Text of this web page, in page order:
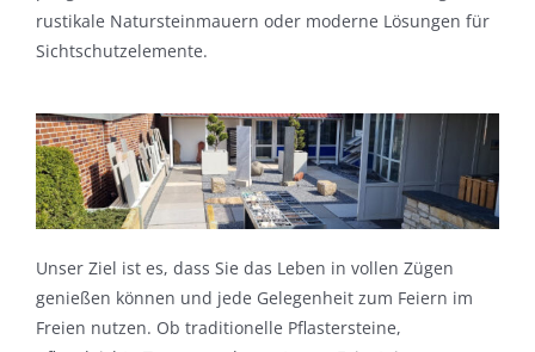
rustikale Natursteinmauern oder moderne Lösungen für
Sichtschutzelemente.
Unser Ziel ist es, dass Sie das Leben in vollen Zügen
genießen können und jede Gelegenheit zum Feiern im
Freien nutzen. Ob traditionelle Pflastersteine,